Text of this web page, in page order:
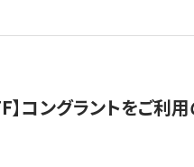
】コングラントをご利